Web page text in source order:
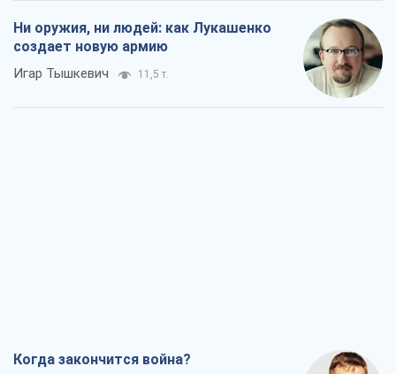
Ни оружия, ни людей: как Лукашенко
создает новую армию
Игар Тышкевич 11,5 т.
Когда закончится война?